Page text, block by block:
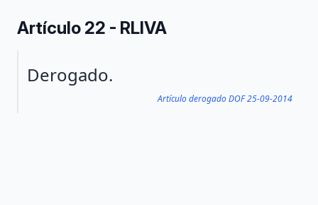
Artículo 22 - RLIVA
Párrafo 1
Derogado.
Artículo derogado DOF 25-09-2014